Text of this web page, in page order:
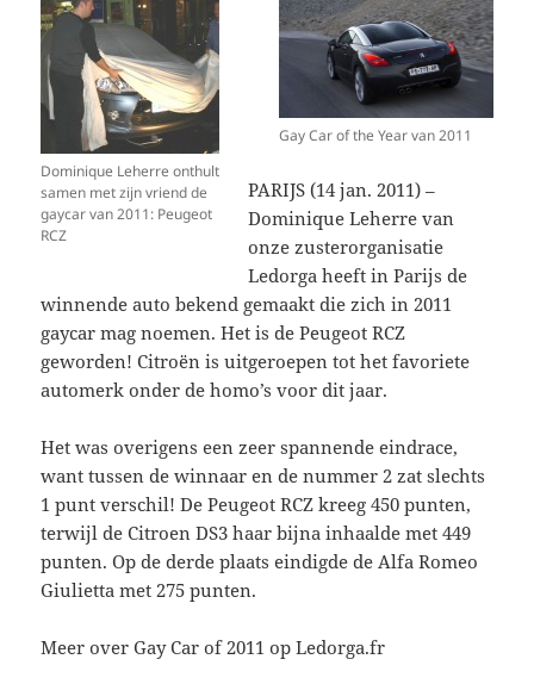
Gay Car of the Year van 2011
Dominique Leherre onthult
samen met zijn vriend de
gaycar van 2011: Peugeot
RCZ
PARIJS (14 jan. 2011) –
Dominique Leherre van
onze zusterorganisatie
Ledorga heeft in Parijs de
winnende auto bekend gemaakt die zich in 2011
gaycar mag noemen. Het is de Peugeot RCZ
geworden! Citroën is uitgeroepen tot het favoriete
automerk onder de homo’s voor dit jaar.
Het was overigens een zeer spannende eindrace,
want tussen de winnaar en de nummer 2 zat slechts
1 punt verschil! De Peugeot RCZ kreeg 450 punten,
terwijl de Citroen DS3 haar bijna inhaalde met 449
punten. Op de derde plaats eindigde de Alfa Romeo
Giulietta met 275 punten.
Meer over Gay Car of 2011 op Ledorga.fr